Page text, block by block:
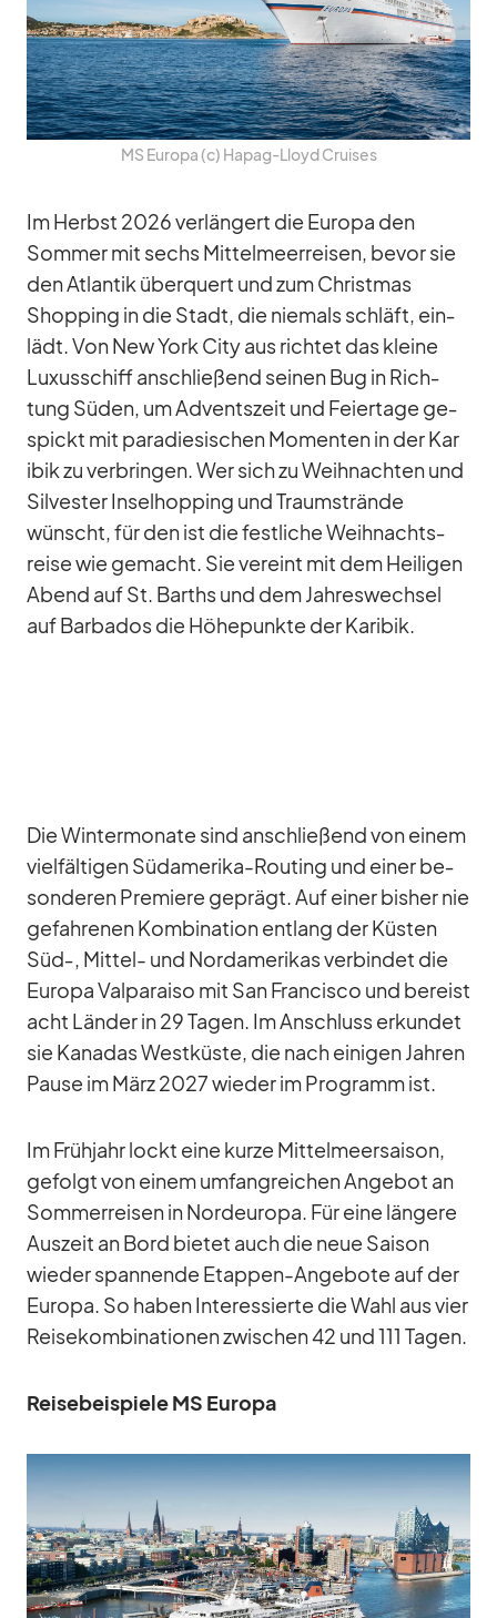
MS Eu­ropa (c) Ha­pag-Lloyd Crui­ses
Im Herbst 2026 ver­län­gert die Eu­ropa den
Som­mer mit sechs Mit­tel­meer­rei­sen, be­vor sie
den At­lan­tik über­quert und zum Christ­mas
Shop­ping in die Stadt, die nie­mals schläft, ein­
lädt. Von New York City aus rich­tet das kleine
Lu­xus­schiff an­schlie­ßend sei­nen Bug in Rich­
tung Sü­den, um Ad­vents­zeit und Fei­er­tage ge­
spickt mit pa­ra­die­si­schen Mo­men­ten in der Ka­r
i­bik zu ver­brin­gen. Wer sich zu Weih­nach­ten und
Sil­ves­ter In­sel­hop­ping und Traum­strände
wünscht, für den ist die fest­li­che Weih­nachts­
reise wie ge­macht. Sie ver­eint mit dem Hei­li­gen
Abend auf St. Barths und dem Jah­res­wech­sel
auf Bar­ba­dos die Hö­he­punkte der Ka­ri­bik.
Die Win­ter­mo­nate sind an­schlie­ßend von ei­nem
viel­fäl­ti­gen Süd­ame­rika-Rou­ting und ei­ner be­
son­de­ren Pre­miere ge­prägt. Auf ei­ner bis­her nie
ge­fah­re­nen Kom­bi­na­tion ent­lang der Küs­ten
Süd‑, Mit­tel- und Nord­ame­ri­kas ver­bin­det die
Eu­ropa Val­pa­raiso mit San Fran­cisco und be­reist
acht Län­der in 29 Ta­gen. Im An­schluss er­kun­det
sie Ka­na­das West­küste, die nach ei­ni­gen Jah­ren
Pause im März 2027 wie­der im Pro­gramm ist.
Im Früh­jahr lockt eine kurze Mit­tel­meer­sai­son,
ge­folgt von ei­nem um­fang­rei­chen An­ge­bot an
Som­mer­rei­sen in Nord­eu­ropa. Für eine län­gere
Aus­zeit an Bord bie­tet auch die neue Sai­son
wie­der span­nende Etap­pen-An­ge­bote auf der
Eu­ropa. So ha­ben In­ter­es­sierte die Wahl aus vier
Rei­se­kom­bi­na­tio­nen zwi­schen 42 und 111 Ta­gen.
Rei­se­bei­spiele MS Eu­ropa